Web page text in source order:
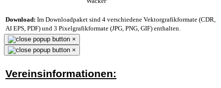
Download: Im Downloadpaket sind 4 verschiedene Vektorgrafikformate (CDR,
AI EPS, PDF) und 3 Pixelgrafikformate (JPG, PNG, GIF) enthalten.
×
×
Vereinsinformationen: